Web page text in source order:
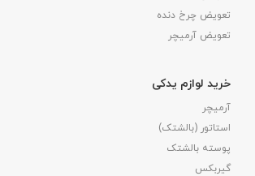
تعویض چرخ دنده
تعویض آرمیچر
خرید لوازم یدکی
آرمیچر
استاتور (بالشتک)
پوسته بالشتک
گیربکس